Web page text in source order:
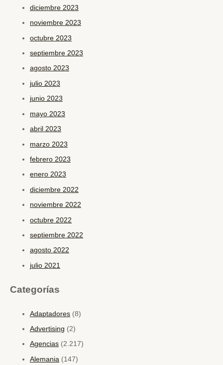
diciembre 2023
noviembre 2023
octubre 2023
septiembre 2023
agosto 2023
julio 2023
junio 2023
mayo 2023
abril 2023
marzo 2023
febrero 2023
enero 2023
diciembre 2022
noviembre 2022
octubre 2022
septiembre 2022
agosto 2022
julio 2021
Categorías
Adaptadores (8)
Advertising (2)
Agencias (2.217)
Alemania (147)